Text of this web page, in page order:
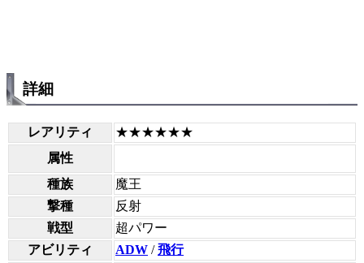
詳細
レアリティ
★★★★★★
属性
種族
魔王
撃種
反射
戦型
超パワー
アビリティ
ADW /飛行